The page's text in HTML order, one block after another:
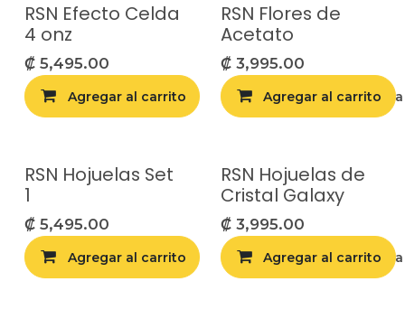
RSN Efecto Celda
4 onz
₡ 5,495.00
Agregar al carrito Agregar a la
RSN Flores de
Acetato
₡ 3,995.00
Agregar al carrito
RSN Hojuelas Set
1
₡ 5,495.00
Agregar al carrito Agregar a la
RSN Hojuelas de
Cristal Galaxy
₡ 3,995.00
Agregar al carrito